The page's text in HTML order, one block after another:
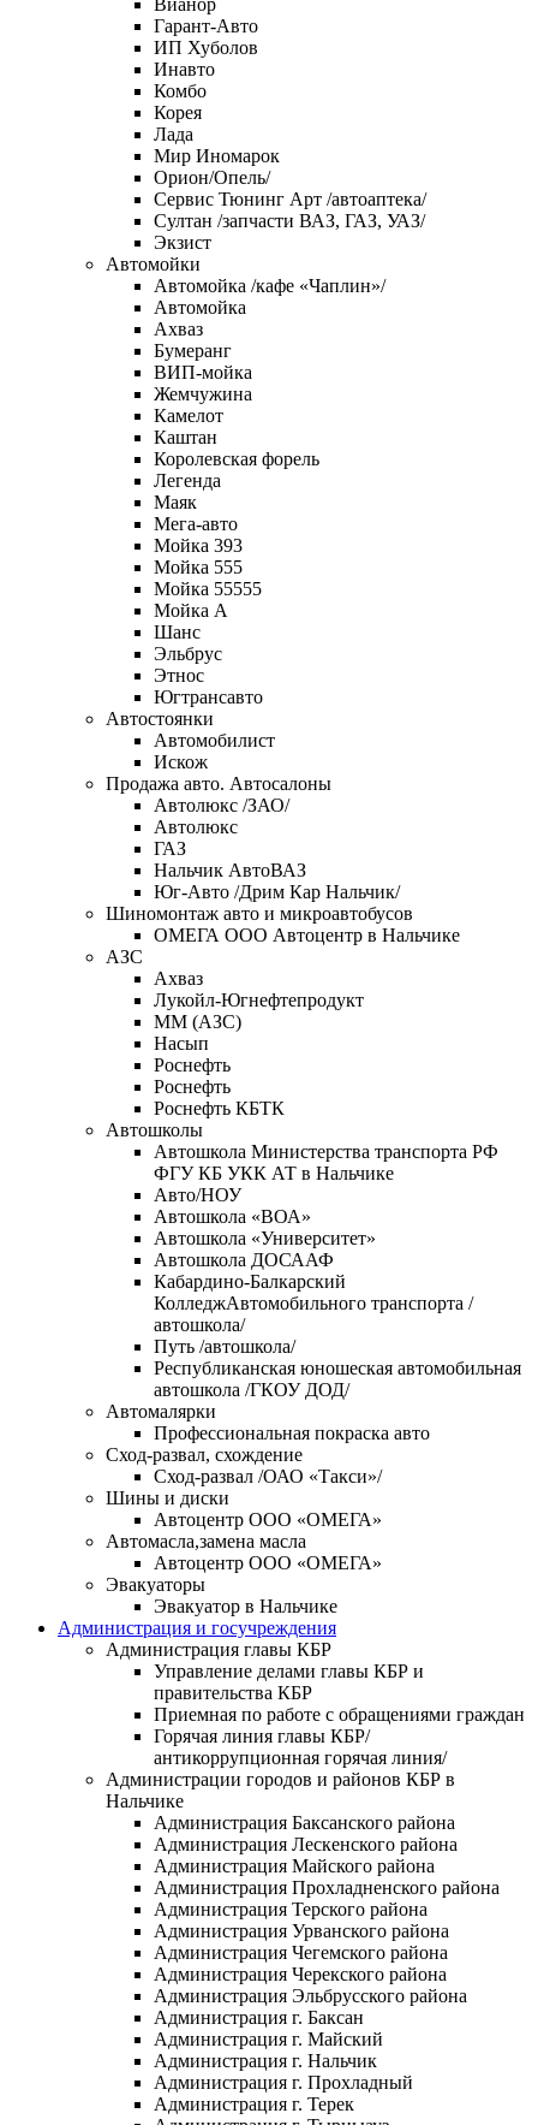
Гарант-Авто
ИП Хуболов
Инавто
Комбо
Корея
Лада
Мир Иномарок
Орион/Опель/
Сервис Тюнинг Арт /автоаптека/
Султан /запчасти ВАЗ, ГАЗ, УАЗ/
Экзист
Автомойки
Автомойка /кафе «Чаплин»/
Автомойка
Ахваз
Бумеранг
ВИП-мойка
Жемчужина
Камелот
Каштан
Королевская форель
Легенда
Маяк
Мега-авто
Мойка 393
Мойка 555
Мойка 55555
Мойка А
Шанс
Эльбрус
Этнос
Югтрансавто
Автостоянки
Автомобилист
Искож
Продажа авто. Автосалоны
Автолюкс /ЗАО/
Автолюкс
ГАЗ
Нальчик АвтоВАЗ
Юг-Авто /Дрим Кар Нальчик/
Шиномонтаж авто и микроавтобусов
ОМЕГА OOO Автоцентр в Нальчике
АЗС
Ахваз
Лукойл-Югнефтепродукт
ММ (АЗС)
Насып
Роснефть
Роснефть
Роснефть КБТК
Автошколы
Автошкола Министерства транспорта РФ
ФГУ КБ УКК АТ в Нальчике
Авто/НОУ
Автошкола «ВОА»
Автошкола «Университет»
Автошкола ДОСААФ
Кабардино-Балкарский
КолледжАвтомобильного транспорта /
автошкола/
Путь /автошкола/
Республиканская юношеская автомобильная
автошкола /ГКОУ ДОД/
Автомалярки
Профессиональная покраска авто
Сход-развал, схождение
Сход-развал /ОАО «Такси»/
Шины и диски
Автоцентр ООО «ОМЕГА»
Автомасла,замена масла
Автоцентр ООО «ОМЕГА»
Эвакуаторы
Эвакуатор в Нальчике
Администрация и госучреждения
Администрация главы КБР
Управление делами главы КБР и
правительства КБР
Приемная по работе с обращениями граждан
Горячая линия главы КБР/
антикоррупционная горячая линия/
Администрации городов и районов КБР в
Нальчике
Администрация Баксанского района
Администрация Лескенского района
Администрация Майского района
Администрация Прохладненского района
Администрация Терского района
Администрация Урванского района
Администрация Чегемского района
Администрация Черекского района
Администрация Эльбрусского района
Администрация г. Баксан
Администрация г. Майский
Администрация г. Нальчик
Администрация г. Прохладный
Администрация г. Терек